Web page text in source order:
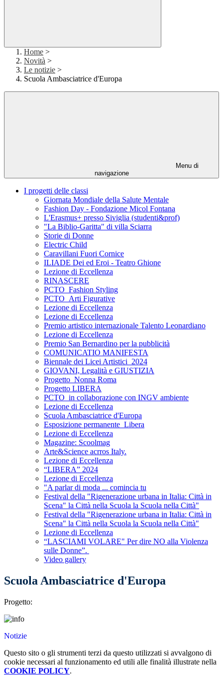
Home >
Novità >
Le notizie >
Scuola Ambasciatrice d'Europa
Menu di
navigazione
I progetti delle classi
Giornata Mondiale della Salute Mentale
Fashion Day - Fondazione Micol Fontana
L'Erasmus+ presso Siviglia (studenti&prof)
"La Biblio-Garitta" di villa Sciarra
Storie di Donne
Electric Child
Caravillani Fuori Cornice
ILIADE Dei ed Eroi - Teatro Ghione
Lezione di Eccellenza
RINASCERE
PCTO_Fashion Styling
PCTO_Arti Figurative
Lezione di Eccellenza
Lezione di Eccellenza
Premio artistico internazionale Talento Leonardiano
Lezione di Eccellenza
Premio San Bernardino per la pubblicità
COMUNICATIO MANIFESTA
Biennale dei Licei Artistici_2024
GIOVANI, Legalità e GIUSTIZIA
Progetto_Nonna Roma
Progetto LIBERA
PCTO_in collaborazione con INGV ambiente
Lezione di Eccellenza
Scuola Ambasciatrice d'Europa
Esposizione permanente_Libera
Lezione di Eccellenza
Magazine: Scoolmag
Arte&Science acrros Italy.
Lezione di Eccellenza
“LIBERA” 2024
Lezione di Eccellenza
"A parlar di moda ... comincia tu
Festival della "Rigenerazione urbana in Italia: Città in
Scena" la Città nella Scuola la Scuola nella Città"
Festival della "Rigenerazione urbana in Italia: Città in
Scena" la Città nella Scuola la Scuola nella Città"
Lezione di Eccellenza
“LASCIAMI VOLARE" Per dire NO alla Violenza
sulle Donne”.
Video gallery
Scuola Ambasciatrice d'Europa
Progetto:
Notizie
Questo sito o gli strumenti terzi da questo utilizzati si avvalgono di
cookie necessari al funzionamento ed utili alle finalità illustrate nella
COOKIE POLICY.